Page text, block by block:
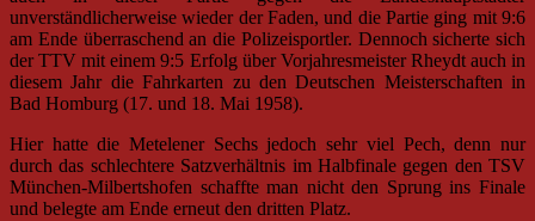
unverständlicherweise wieder der Faden, und die Partie ging mit 9:6
am Ende überraschend an die Polizeisportler. Dennoch sicherte sich
der TTV mit einem 9:5 Erfolg über Vorjahresmeister Rheydt auch in
diesem Jahr die Fahrkarten zu den Deutschen Meisterschaften in
Bad Homburg (17. und 18. Mai 1958).
Hier hatte die Metelener Sechs jedoch sehr viel Pech, denn nur
durch das schlechtere Satzverhältnis im Halbfinale gegen den TSV
München-Milbertshofen schaffte man nicht den Sprung ins Finale
und belegte am Ende erneut den dritten Platz.